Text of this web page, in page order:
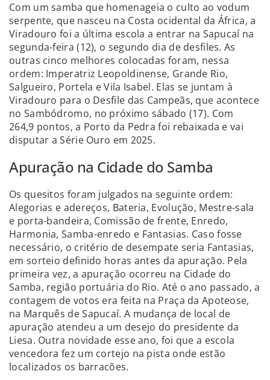
Com um samba que homenageia o culto ao vodum
serpente, que nasceu na Costa ocidental da África, a
Viradouro foi a última escola a entrar na Sapucaí na
segunda-feira (12), o segundo dia de desfiles. As
outras cinco melhores colocadas foram, nessa
ordem: Imperatriz Leopoldinense, Grande Rio,
Salgueiro, Portela e Vila Isabel. Elas se juntam à
Viradouro para o Desfile das Campeãs, que acontece
no Sambódromo, no próximo sábado (17). Com
264,9 pontos, a Porto da Pedra foi rebaixada e vai
disputar a Série Ouro em 2025.
Apuração na Cidade do Samba
Os quesitos foram julgados na seguinte ordem:
Alegorias e adereços, Bateria, Evolução, Mestre-sala
e porta-bandeira, Comissão de frente, Enredo,
Harmonia, Samba-enredo e Fantasias. Caso fosse
necessário, o critério de desempate seria Fantasias,
em sorteio definido horas antes da apuração. Pela
primeira vez, a apuração ocorreu na Cidade do
Samba, região portuária do Rio. Até o ano passado, a
contagem de votos era feita na Praça da Apoteose,
na Marquês de Sapucaí. A mudança de local de
apuração atendeu a um desejo do presidente da
Liesa. Outra novidade esse ano, foi que a escola
vencedora fez um cortejo na pista onde estão
localizados os barracões.